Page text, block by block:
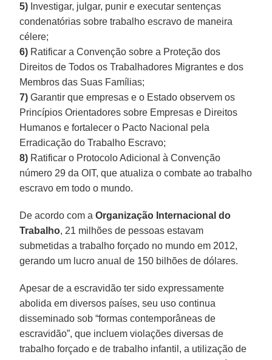
5) Investigar, julgar, punir e executar sentenças
condenatórias sobre trabalho escravo de maneira
célere;
6) Ratificar a Convenção sobre a Proteção dos
Direitos de Todos os Trabalhadores Migrantes e dos
Membros das Suas Famílias;
7) Garantir que empresas e o Estado observem os
Princípios Orientadores sobre Empresas e Direitos
Humanos e fortalecer o Pacto Nacional pela
Erradicação do Trabalho Escravo;
8) Ratificar o Protocolo Adicional à Convenção
número 29 da OIT, que atualiza o combate ao trabalho
escravo em todo o mundo.
De acordo com aOrganização Internacional do
Trabalho, 21 milhões de pessoas estavam
submetidas a trabalho forçado no mundo em 2012,
gerando um lucro anual de 150 bilhões de dólares.
Apesar de a escravidão ter sido expressamente
abolida em diversos países, seu uso continua
disseminado sob “formas contemporâneas de
escravidão”, que incluem violações diversas de
trabalho forçado e de trabalho infantil, a utilização de